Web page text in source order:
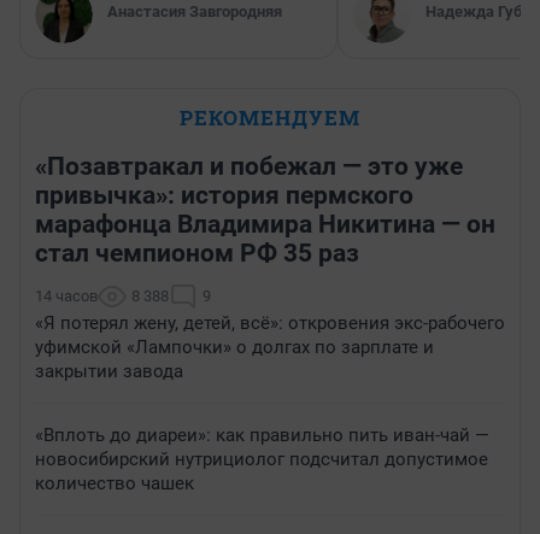
Анастасия Завгородняя Надежда
РЕКОМЕНДУЕМ
«Позавтракал и побежал — это уже
привычка»: история пермского
марафонца Владимира Никитина — он
стал чемпионом РФ 35 раз
14 часов 8 388 9
«Я потерял жену, детей, всё»: откровения экс-рабочего
уфимской «Лампочки» о долгах по зарплате и
закрытии завода
«Вплоть до диареи»: как правильно пить иван-чай —
новосибирский нутрициолог подсчитал допустимое
количество чашек